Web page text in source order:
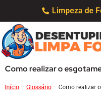
Limpeza de
Como realizar o
Início – Glossário – Como realizar